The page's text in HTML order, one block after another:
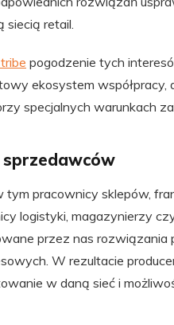
siecią retail.
pogodzenie tych
ekosystem współpracy,
specjalnych warunkach
tym pracownicy sklepów,
logistyki, magazynierzy
przez nas
W rezultacie
w daną sieć i